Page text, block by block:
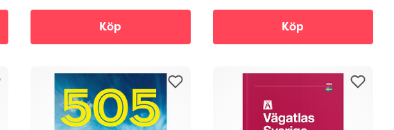
Köp Köp